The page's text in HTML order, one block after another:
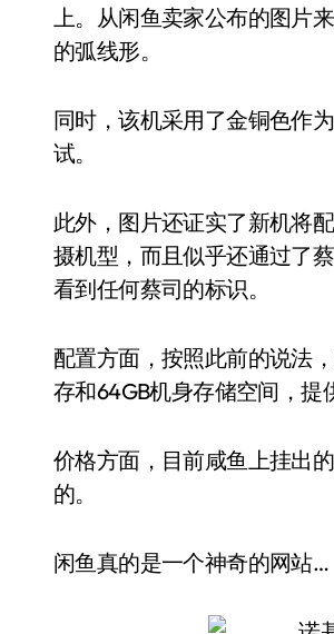
上。从闲鱼卖家公布的图片
的弧线形。
同时，该机采用了金铜色作
试。
此外，图片还证实了新机将
摄机型，而且似乎还通过了
看到任何蔡司的标识。
配置方面，按照此前的说法
存和64GB机身存储空间，提
价格方面，目前咸鱼上挂出
的。
闲鱼真的是一个神奇的网站…